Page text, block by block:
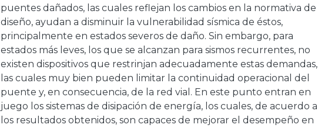
puentes dañados, las cuales reflejan los cambios en la normativa de
diseño, ayudan a disminuir la vulnerabilidad sísmica de éstos,
principalmente en estados severos de daño. Sin embargo, para
estados más leves, los que se alcanzan para sismos recurrentes, no
existen dispositivos que restrinjan adecuadamente estas demandas,
las cuales muy bien pueden limitar la continuidad operacional del
puente y, en consecuencia, de la red vial. En este punto entran en
juego los sistemas de disipación de energía, los cuales, de acuerdo a
los resultados obtenidos, son capaces de mejorar el desempeño en